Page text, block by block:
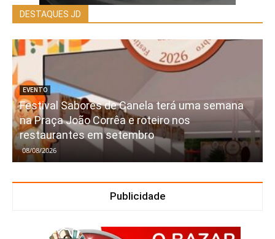
DESTAQUES JD
EVENTO
Festival Sabores de Canela terá uma semana
na Praça João Corrêa e roteiro nos
restaurantes em setembro
08/08/2026
Publicidade